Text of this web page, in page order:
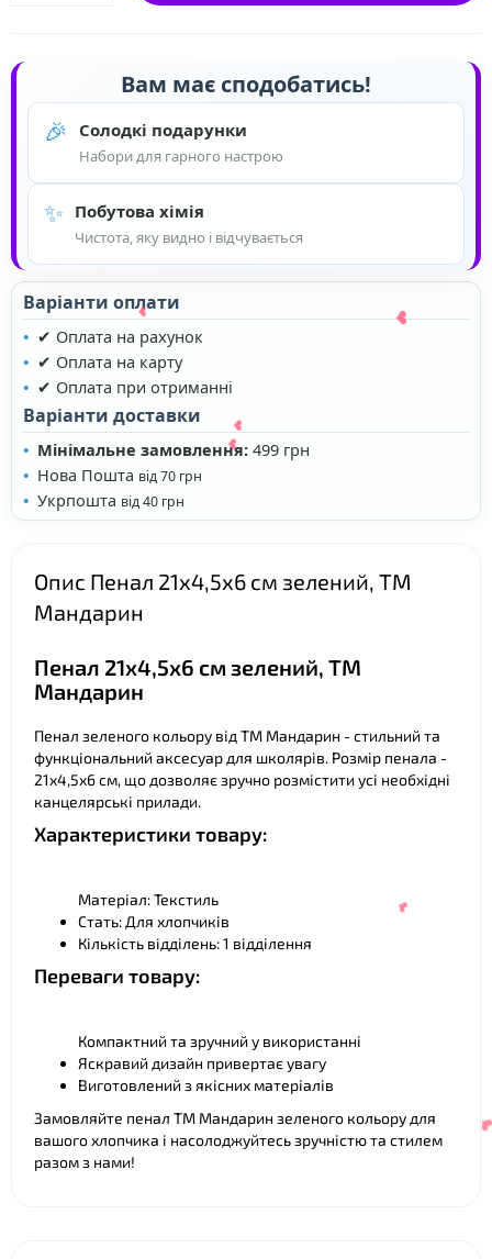
Вам має сподобатись!
🎉 Солодкі подарунки
Набори для гарного настрою
✨ Побутова хімія
Чистота, яку видно і відчувається
Варіанти оплати
✔ Оплата на рахунок
✔ Оплата на карту
✔ Оплата при отриманні
Варіанти доставки
Мінімальне замовлення: 499 грн
Нова Пошта від 70 грн
Укрпошта від 40 грн
Опис Пенал 21х4,5х6 см зелений, ТМ
Мандарин
Пенал 21х4,5х6 см зелений, ТМ
Мандарин
Пенал зеленого кольору від ТМ Мандарин - стильний та
функціональний аксесуар для школярів. Розмір пенала -
21х4,5х6 см, що дозволяє зручно розмістити усі необхідні
канцелярські прилади.
Характеристики товару:
Матеріал: Текстиль
Стать: Для хлопчиків
Кількість відділень: 1 відділення
Переваги товару:
Компактний та зручний у використанні
Яскравий дизайн привертає увагу
Виготовлений з якісних матеріалів
Замовляйте пенал ТМ Мандарин зеленого кольору для
вашого хлопчика і насолоджуйтесь зручністю та стилем
разом з нами!
❤
❤
❤